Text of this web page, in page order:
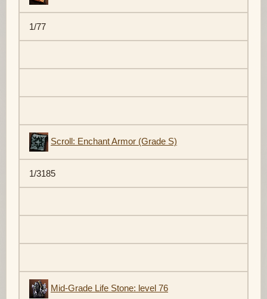
1/77
Scroll: Enchant Armor (Grade S)
1/3185
Mid-Grade Life Stone: level 76